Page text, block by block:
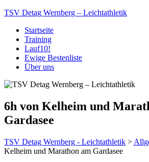
TSV Detag Wernberg – Leichtathletik
Startseite
Training
Lauf10!
Ewige Bestenliste
Über uns
6h von Kelheim und
Gardasee
TSV Detag Wernberg - Leichtathletik >
Kelheim und Marathon am Gardasee